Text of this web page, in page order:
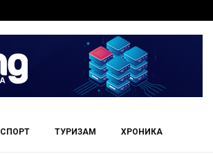
СПОРТ ТУРИЗАМ ХРОНИКА